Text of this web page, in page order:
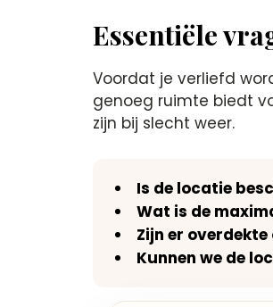
Essentiële
Voordat je verliefd
genoeg ruimte biedt
zijn bij slecht weer.​
Is de locatie
Wat is de
Zijn er
Kunnen we de